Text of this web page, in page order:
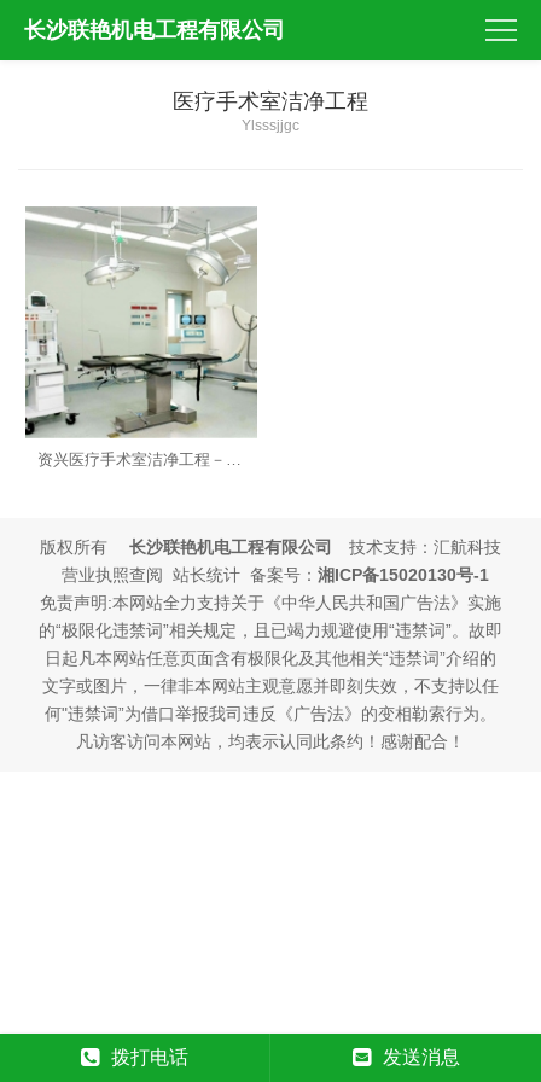
长沙联艳机电工程有限公司
医疗手术室洁净工程
Ylsssjjgc
版权所有 长沙联艳机电工程有限公司
技术支持：汇航科技
营业执照查阅 站长统计 备案号： 湘ICP备15020130号-1
免责声明:本网站全力支持关于《中华人民共和国广告法》实施
的“极限化违禁词”相关规定，且已竭力规避使用“违禁词”。故即
日起凡本网站任意页面含有极限化及其他相关“违禁词”介绍的
文字或图片，一律非本网站主观意愿并即刻失效，不支持以任
何"违禁词”为借口举报我司违反《广告法》的变相勒索行为。
凡访客访问本网站，均表示认同此条约！感谢配合！
拨打电话 发送消息